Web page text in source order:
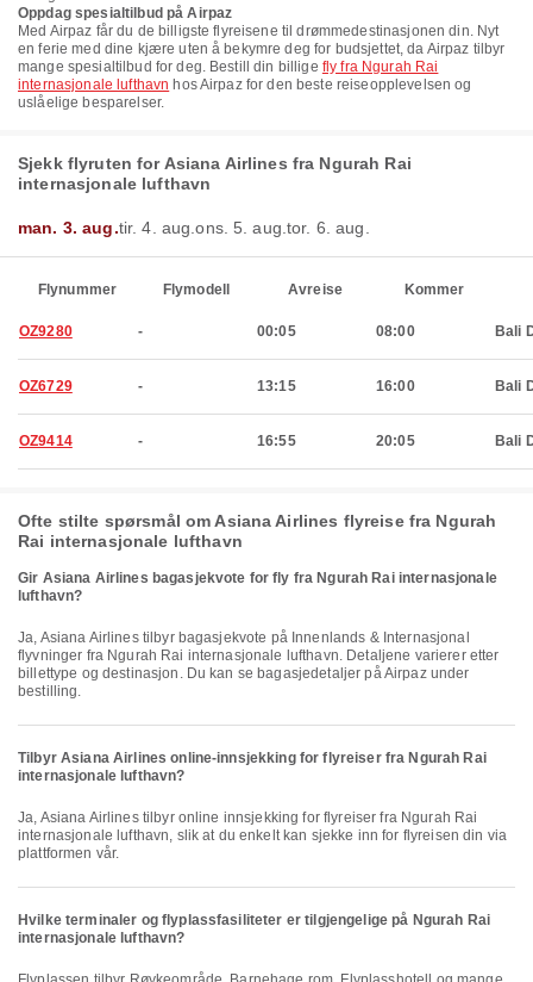
Oppdag spesialtilbud på Airpaz
Med Airpaz får du de billigste flyreisene til drømmedestinasjonen din. Nyt
en ferie med dine kjære uten å bekymre deg for budsjettet, da Airpaz tilbyr
mange spesialtilbud for deg. Bestill din billige fly fra Ngurah Rai
internasjonale lufthavn hos Airpaz for den beste reiseopplevelsen og
uslåelige besparelser.
Sjekk flyruten for Asiana Airlines fra Ngurah Rai
internasjonale lufthavn
man. 3. aug.tir. 4. aug.ons. 5. aug.tor. 6. aug.
Flynummer Flymodell Avreise Kommer
OZ9280 - 00:05 08:00 Bali
OZ6729 - 13:15 16:00 Bali
OZ9414 - 16:55 20:05 Bali
Ofte stilte spørsmål om Asiana Airlines flyreise fra Ngurah
Rai internasjonale lufthavn
Gir Asiana Airlines bagasjekvote for fly fra Ngurah Rai internasjonale
lufthavn?
Ja, Asiana Airlines tilbyr bagasjekvote på Innenlands & Internasjonal
flyvninger fra Ngurah Rai internasjonale lufthavn. Detaljene varierer etter
billettype og destinasjon. Du kan se bagasjedetaljer på Airpaz under
bestilling.
Tilbyr Asiana Airlines online-innsjekking for flyreiser fra Ngurah Rai
internasjonale lufthavn?
Ja, Asiana Airlines tilbyr online innsjekking for flyreiser fra Ngurah Rai
internasjonale lufthavn, slik at du enkelt kan sjekke inn for flyreisen din via
plattformen vår.
Hvilke terminaler og flyplassfasiliteter er tilgjengelige på Ngurah Rai
internasjonale lufthavn?